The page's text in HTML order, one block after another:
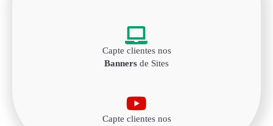
Capte clientes nos
Banners de Sites
Capte clientes nos